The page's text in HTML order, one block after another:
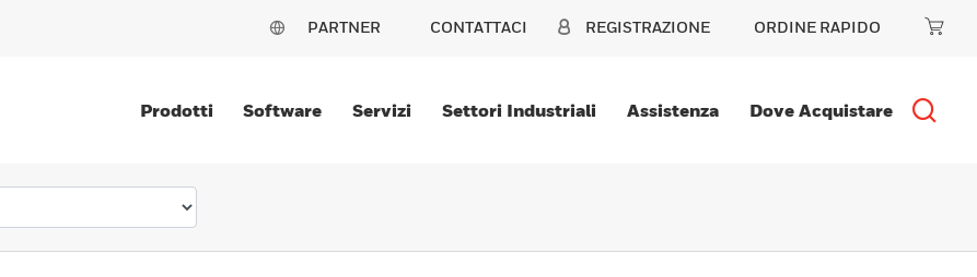
PARTNER CONTATTACI REGISTRAZIONE ORDINE RAPIDO
Prodotti Software Servizi Settori Industriali Assistenza Dove Acquistare